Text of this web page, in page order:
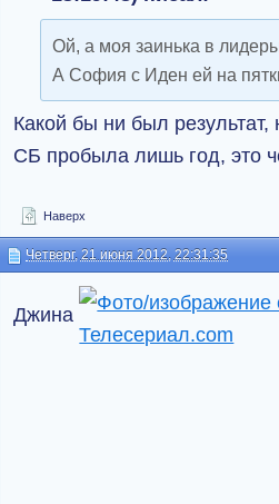
Ой, а моя заинька в
А София с Иден ей на
Какой бы ни был
СБ пробыла лишь год, это
Наверх
Четверг, 21 июня 2012, 22:31:35
Джина